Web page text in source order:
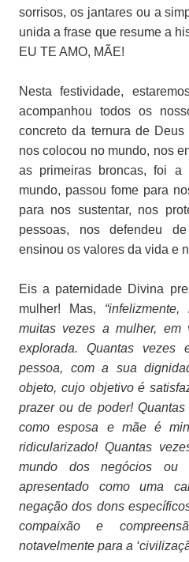
sorrisos, os jantares ou a
unida a frase que resume a
EU TE AMO, MÃE!
Nesta festividade,
acompanhou todos os
concreto da ternura de
nos colocou no mundo, nos
as primeiras broncas, foi a
mundo, passou fome para
para nos sustentar, nos
pessoas, nos defendeu
ensinou os valores da vida e
Eis a paternidade Divina
mulher! Mas,
muitas vezes a mulher,
explorada. Quantas
pessoa, com a sua
objeto, cujo objetivo é
prazer ou de poder!
como esposa e mãe é
ridicularizado! Quantas
mundo dos negócios
apresentado como uma
negação dos dons
compaixão e
notavelmente para a